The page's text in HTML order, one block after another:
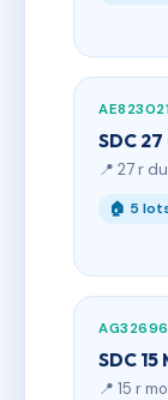
SDC
📍 27 r
🏠 5
SDC 15
📍 15 r